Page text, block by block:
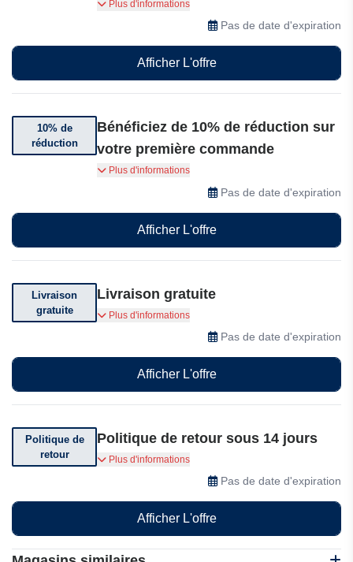
produits Besselfriends.
Plus d'informations
Pas de date d'expiration
Afficher L'offre
10% de
réduction
Bénéficiez de 10% de réduction sur
votre première commande
Vous venez de vous inscrire? Bénéficiez de 10%
de réduction sur votre première commande.
Dépêchez-vous, cette offre unique ne se
reproduira plus!
Plus d'informations
Pas de date d'expiration
Afficher L'offre
Livraison
gratuite
Livraison gratuite
Livraison gratuite sur votre commande. Voir
Plus d'informations
Pas de date d'expiration
Afficher L'offre
Politique de
retour
Politique de retour sous 14 jours
Vous pouvez retourner votre commande dans
les 14 jours suivant sa réception.
Plus d'informations
Pas de date d'expiration
Afficher L'offre